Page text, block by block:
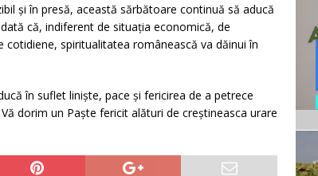
și în presă, această sărbătoare continuă să aducă
că, indiferent de situația economică, de
spiritualitatea românească va dăinui în
în suflet linişte, pace şi fericirea de a petrece
dorim un Paște fericit alături de creștineasca urare